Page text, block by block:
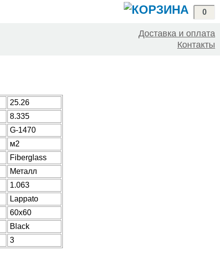
0
Доставка и оплата
Контакты
25.26
8.335
G-1470
м2
Fiberglass
Металл
1.063
Lappato
60x60
Black
3